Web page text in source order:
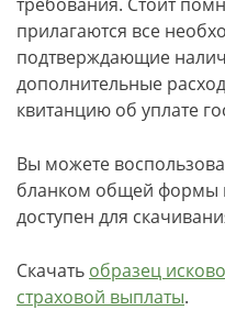
прилагаются все
подтверждающие
дополнительные
квитанцию об уплате
Вы можете
бланком общей формы
доступен для
Скачать образец
страховой выплаты.